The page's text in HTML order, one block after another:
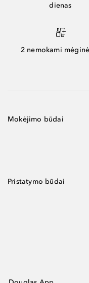
dienas
2 nemokami
Mokėjimo būdai
Pristatymo būdai